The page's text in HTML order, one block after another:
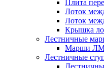
Плита
Лоток
Лоток
Крышка
Лестничные
Марши
Лестничные